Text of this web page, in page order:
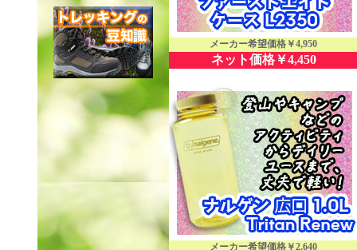
メーカー希望価格￥4,950
ネット価格￥4,450
メーカー希望価格￥2,640